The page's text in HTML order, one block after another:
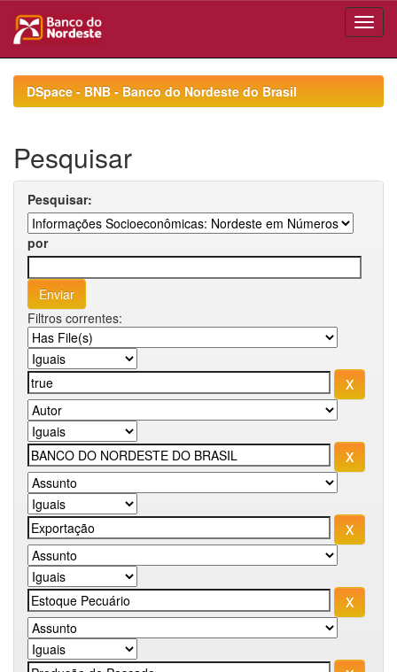
navigationDSpace - BNB - Banco do Nordeste do Brasil
Pesquisar
Pesquisar:
por
Filtros correntes: